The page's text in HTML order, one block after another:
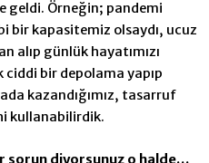
geldi. Örneğin; pandemi
bir kapasitemiz olsaydı, ucuz
alıp günlük hayatımızı
ciddi bir depolama yapıp
kazandığımız, tasarruf
kullanabilirdik.
sorun diyorsunuz o halde…